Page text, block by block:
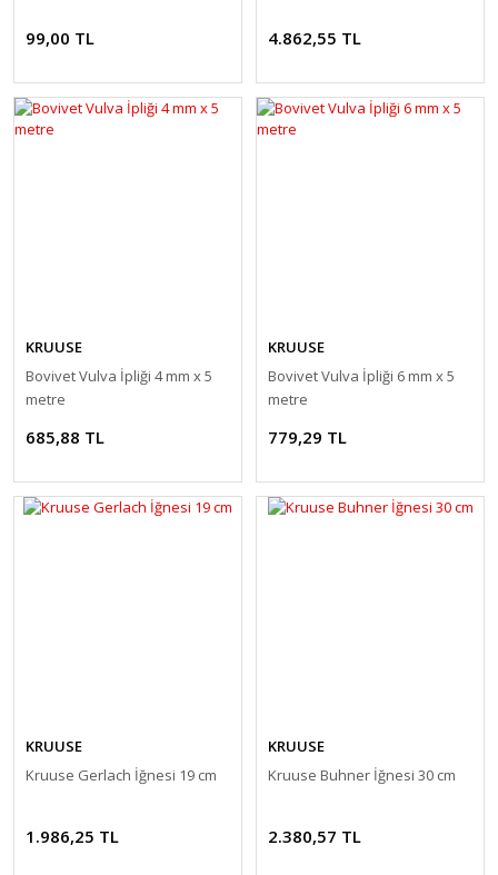
99,00 TL 4.862,55 TL
KRUUSE
Bovivet Vulva İpliği 4 mm x 5
metre
685,88 TL
KRUUSE
Bovivet Vulva İpliği 6 mm x 5
metre
779,29 TL
KRUUSE
Kruuse Gerlach İğnesi 19 cm
1.986,25 TL
KRUUSE
Kruuse Buhner İğnesi 30 cm
2.380,57 TL